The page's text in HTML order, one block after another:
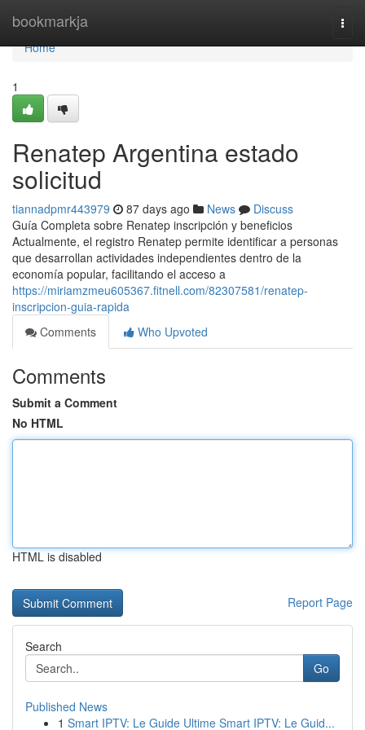
bookmarkja
Home
Home
1
Renatep Argentina estado
solicitud
tiannadpmr443979 87 days ago News
Discuss
Guía Completa sobre Renatep inscripción y beneficios
Actualmente, el registro Renatep permite identificar a personas
que desarrollan actividades independientes dentro de la
economía popular, facilitando el acceso a
https://miriamzmeu605367.fitnell.com/82307581/renatep-
inscripcion-guia-rapida
Comments
Who Upvoted
Comments
Submit a Comment
No HTML
HTML is disabled
Report Page
Search
Go
Published News
1 Smart IPTV: Le Guide Ultime Smart IPTV: Le Guid...